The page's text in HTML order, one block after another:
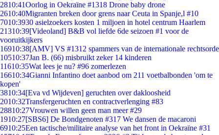
2810:41Oorlog in Oekraïne #1318 Drone baby drone
2610:40Migranten breken door grens naar Ceuta in Spanje,l #10
7010:3930 asielzoekers kosten 1 miljoen in hotel centrum Haarlem
21310:39[Videoland] B&B vol liefde 6de seizoen #1 voor de
vooruitkijkers
16910:38[AMV] VS #1312 spammers van de internationale rechtsorde
10510:37Jan B. (66) misbruikt zeker 14 kinderen
11610:35Wat lees je nu? #96 zomerlezen
16610:34Gianni Infantino doet aanbod om 211 voetbalbonden 'om te
kopen'
3810:34[Eva vd Wijdeven] geruchten over dakloosheid
2010:32Transfergeruchten en contractverlenging #83
28810:27Vrouwen willen geen man meer #29
1910:27[SBS6] De Bondgenoten #317 We dansen de macaroni
6910:25Een tactische/militaire analyse van het front in Oekraïne #31